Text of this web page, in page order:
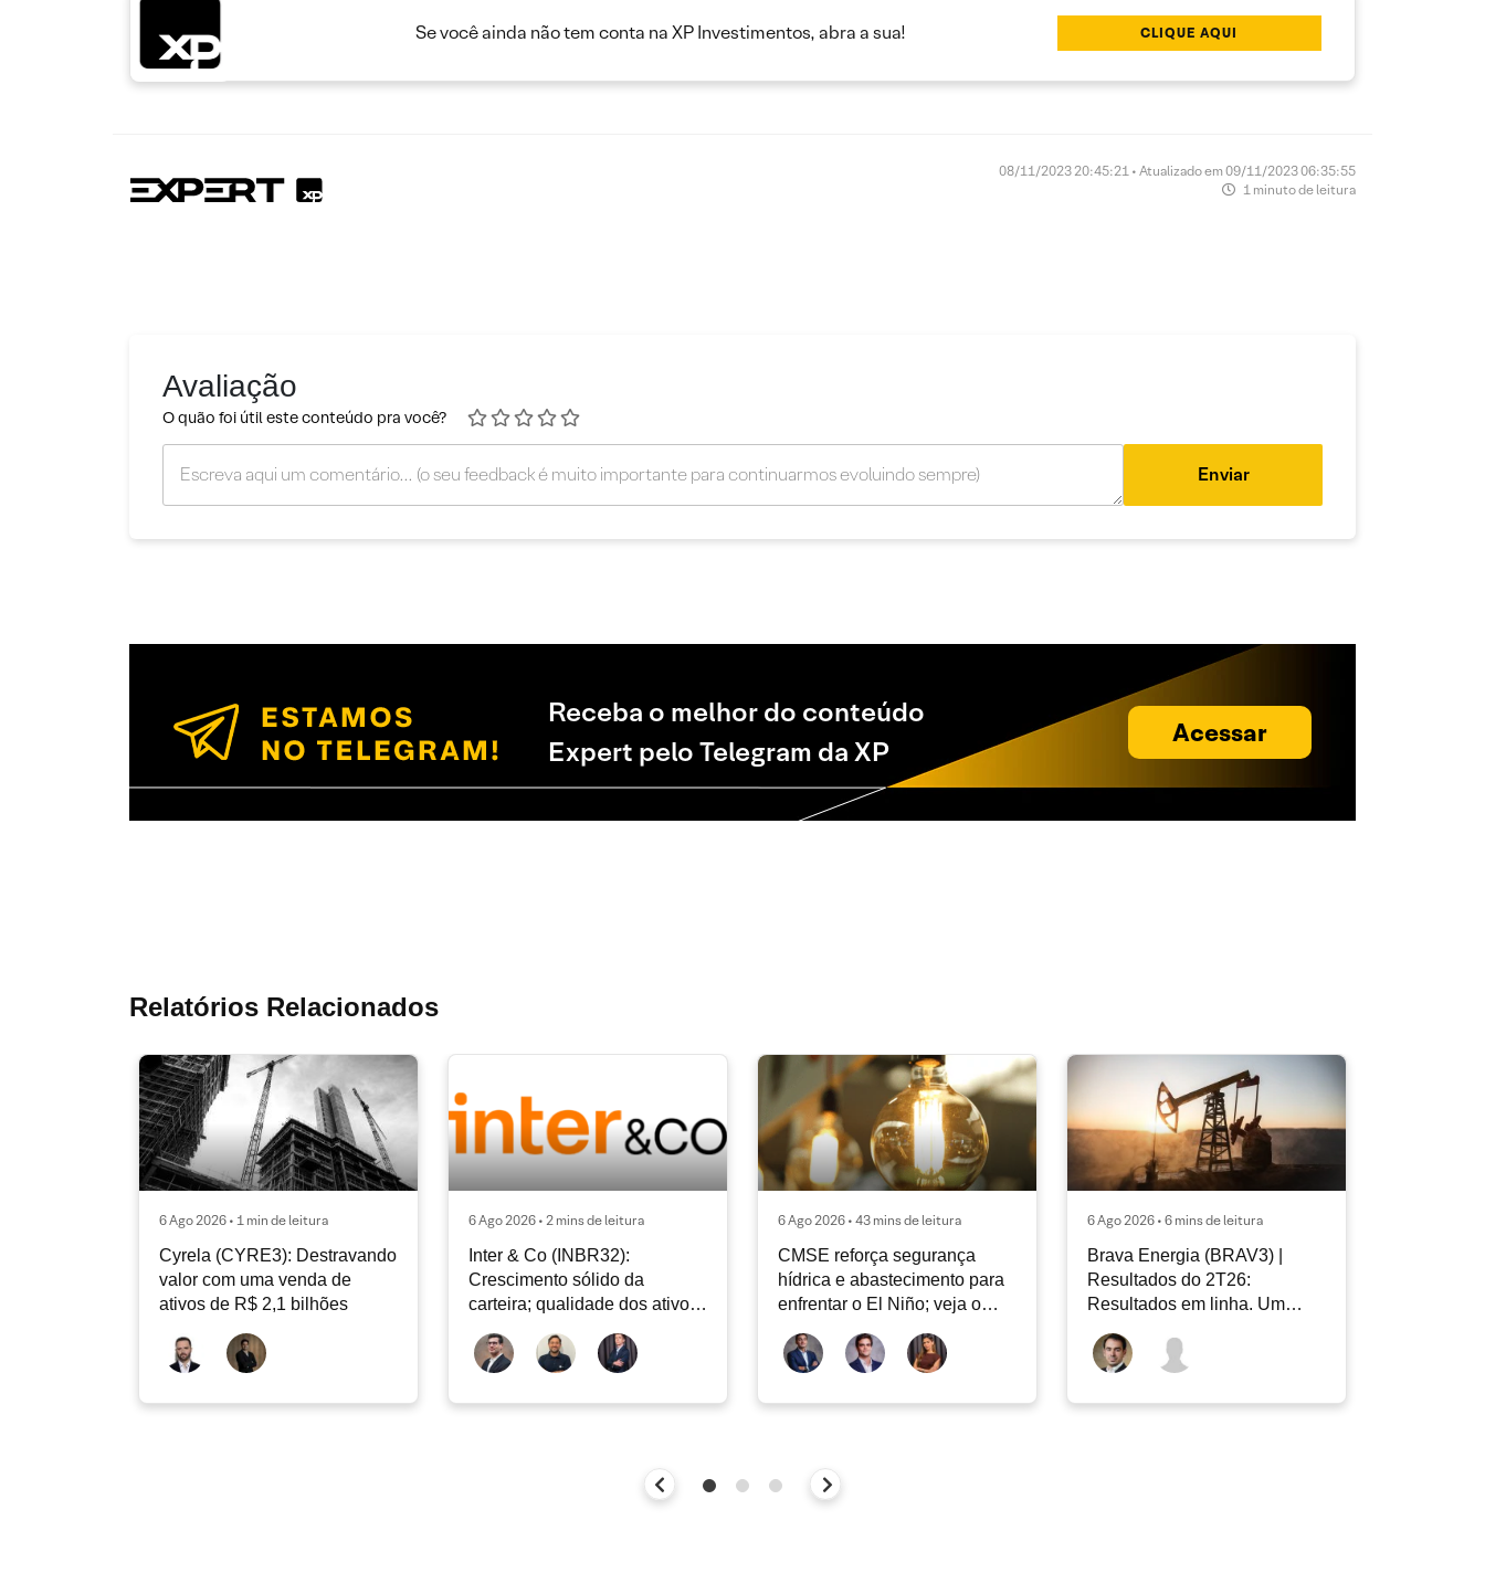
Se você ainda não tem conta na XP Investimentos, abra a sua! CLIQUE AQUI
08/11/2023 20:45:21 • Atualizado em 09/11/2023 06:35:55
1 minuto de leitura
Avaliação
O quão foi útil este conteúdo pra você?
Enviar
Receba o melhor do conteúdo
Expert pelo Telegram da XP
Acessar
Relatórios Relacionados
6 Ago 2026 • 1 min de leitura
Cyrela (CYRE3): Destravando
valor com uma venda de
ativos de R$ 2,1 bilhões
6 Ago 2026 • 2 mins de leitura
Inter & Co (INBR32):
Crescimento sólido da
carteira; qualidade dos ativos
debate
6 Ago 2026 • 43 mins de leitura
CMSE reforça segurança
hídrica e abastecimento para
enfrentar o El Niño; veja o
6 Ago 2026 • 6 mins de leitura
Brava Energia (BRAV3) |
Resultados do 2T26:
Resultados em linha. Um